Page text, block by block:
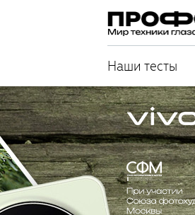
Наши тесты